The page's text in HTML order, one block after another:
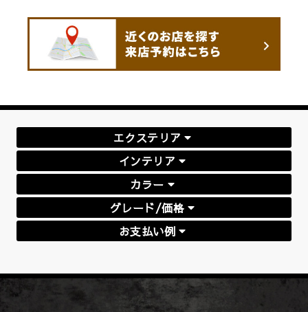
エクステリア
インテリア
カラー
グレード/価格
お支払い例